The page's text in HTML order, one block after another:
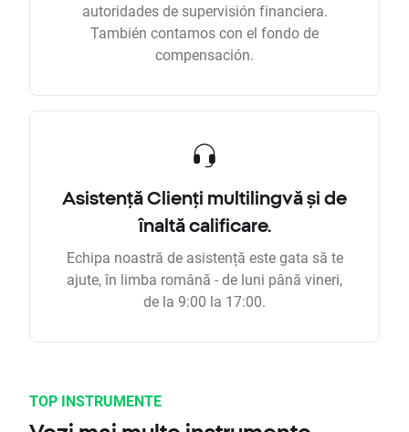
autoridades de supervisión financiera.
También contamos con el fondo de
compensación.
Asistență Clienți multilingvă și de
înaltă calificare.
Echipa noastră de asistență este gata să te
ajute, în limba română - de luni până vineri,
de la 9:00 la 17:00.
TOP INSTRUMENTE